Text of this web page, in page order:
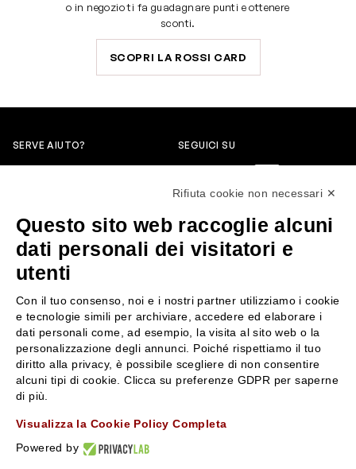
o in negozio ti fa guadagnare punti e ottenere
sconti.
SCOPRI LA ROSSI CARD
SERVE AIUTO?
servizioclienti@rossiprofumi.it
SEGUICI SU
SERVIZIO CLIENTI
Resi e rimborsi
Pagamenti
Spedizione
Condizioni generali di vendita
Privacy Policy
Chi siamo
Contattaci
Negozi
Attiva la Rossi Card
Lavora con noi
Rifiuta cookie non necessari ✕
Questo sito web raccoglie alcuni
dati personali dei visitatori e
utenti
Con il tuo consenso, noi e i nostri partner utilizziamo i cookie
e tecnologie simili per archiviare, accedere ed elaborare i
dati personali come, ad esempio, la visita al sito web o la
personalizzazione degli annunci. Poiché rispettiamo il tuo
diritto alla privacy, è possibile scegliere di non consentire
alcuni tipi di cookie. Clicca su preferenze GDPR per saperne
di più.
Visualizza la Cookie Policy Completa
Powered by